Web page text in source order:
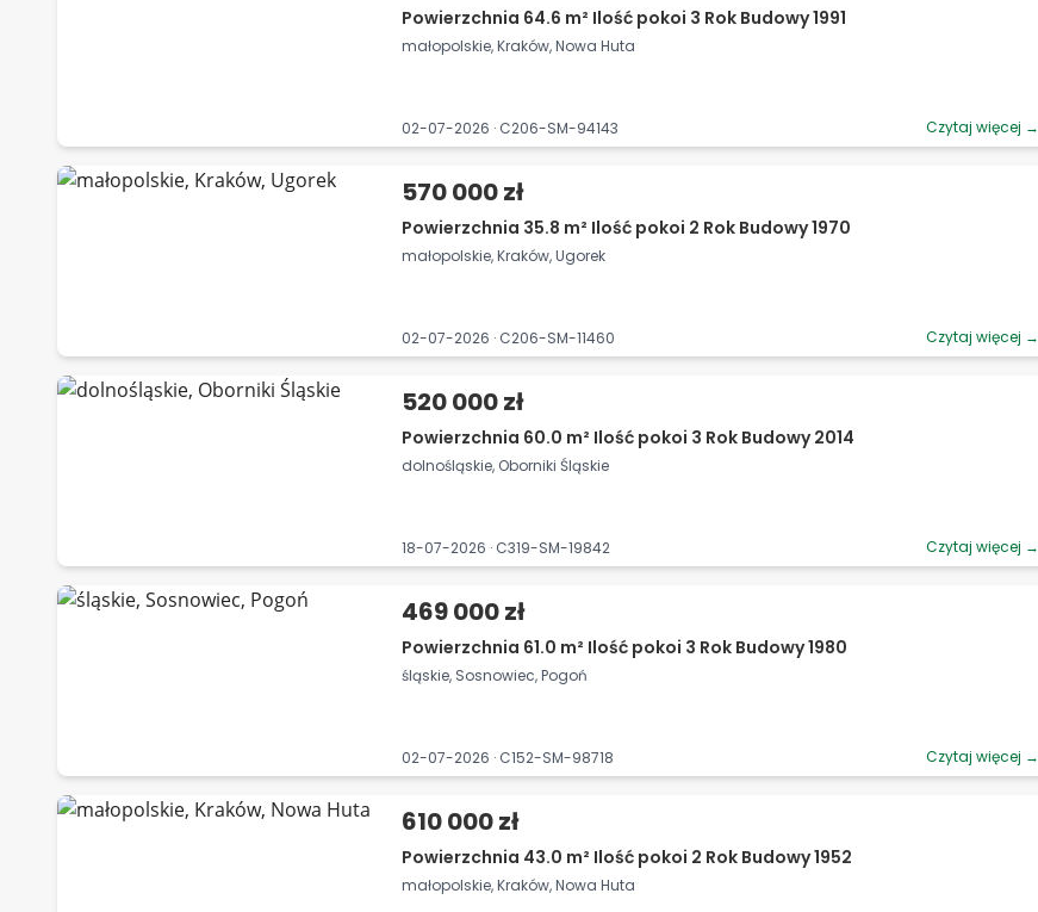
Powierzchnia 64.6 m² Ilość pokoi 3 Rok Budowy 1991
małopolskie, Kraków, Nowa Huta
02-07-2026 · C206-SM-94143 Czytaj więcej →
570 000 zł
Powierzchnia 35.8 m² Ilość pokoi 2 Rok Budowy 1970
małopolskie, Kraków, Ugorek
02-07-2026 · C206-SM-11460 Czytaj więcej →
520 000 zł
Powierzchnia 60.0 m² Ilość pokoi 3 Rok Budowy 2014
dolnośląskie, Oborniki Śląskie
18-07-2026 · C319-SM-19842 Czytaj więcej →
469 000 zł
Powierzchnia 61.0 m² Ilość pokoi 3 Rok Budowy 1980
śląskie, Sosnowiec, Pogoń
02-07-2026 · C152-SM-98718 Czytaj więcej →
610 000 zł
Powierzchnia 43.0 m² Ilość pokoi 2 Rok Budowy 1952
małopolskie, Kraków, Nowa Huta